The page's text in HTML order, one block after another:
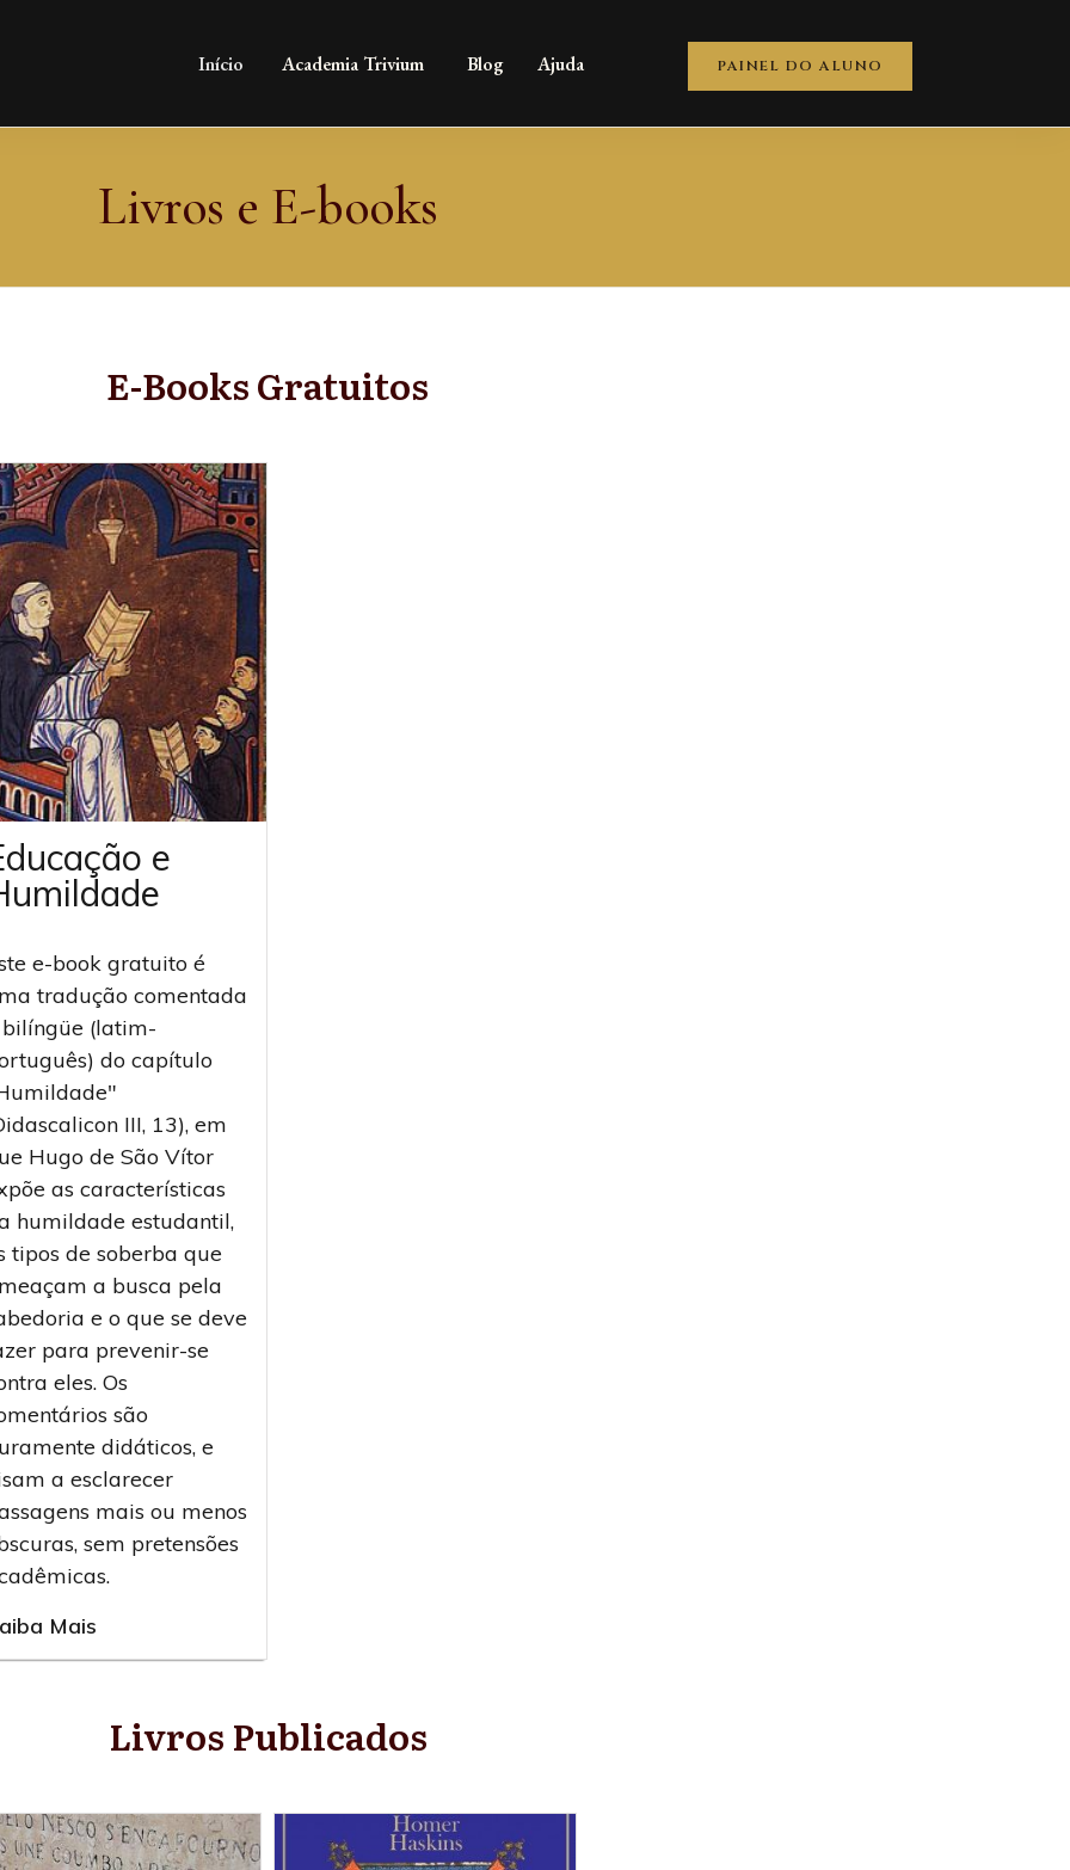
Início Academia Trivium Blog Ajuda PAINEL DO ALUNO
Livros e E-books
E-Books Gratuitos
e
e-book gratuito é
tradução comentada
(latim-
do capítulo
III, 13), em
Hugo de São Vítor
as características
humildade estudantil,
tipos de soberba que
a busca pela
e o que se deve
para prevenir-se
eles. Os
são
didáticos, e
a esclarecer
mais ou menos
sem pretensões
Mais
Livros Publicados